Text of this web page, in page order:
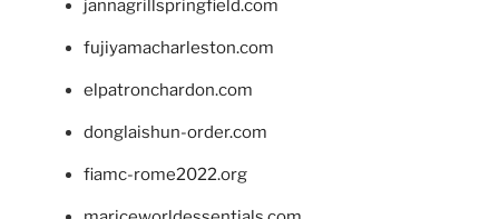
jannagrillspringfield.com
fujiyamacharleston.com
elpatronchardon.com
donglaishun-order.com
fiamc-rome2022.org